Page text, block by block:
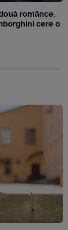
românce.
cere o